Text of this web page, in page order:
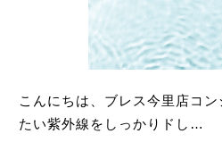
こんにちは、ブレス今里店コ
たい紫外線をしっかりドし…